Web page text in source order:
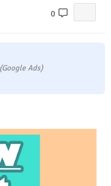
0
Ads)